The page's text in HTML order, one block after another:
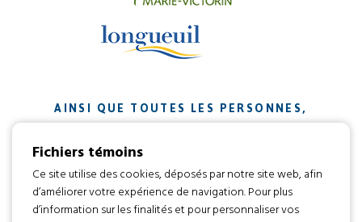
AINSI QUE TOUTES LES PERSONNES,
ORGANISMES ET ENTREPRISES QUI ONT
CONTRIBUÉ À NOTRE MISSION.
Développement web par
Fichiers témoins
Ce site utilise des cookies, déposés par notre site web, afin
d’améliorer votre expérience de navigation. Pour plus
d’information sur les finalités et pour personnaliser vos